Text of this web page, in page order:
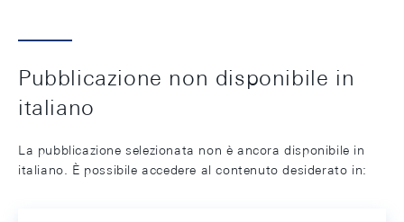
Pubblicazione non disponibile in
italiano
La pubblicazione selezionata non è ancora disponibile in
italiano. È possibile accedere al contenuto desiderato in: